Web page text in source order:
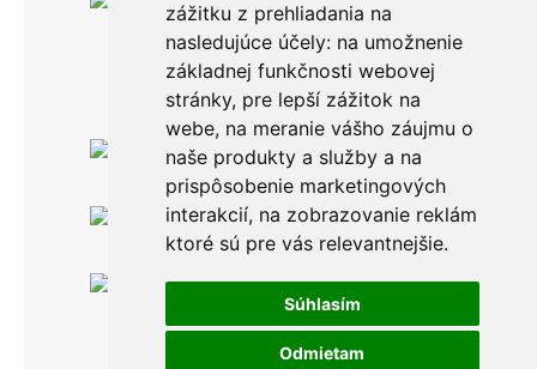
zážitku z prehliadania na
nasledujúce účely: na umožnenie
základnej funkčnosti webovej
stránky, pre lepší zážitok na
webe, na meranie vášho záujmu o
naše produkty a služby a na
prispôsobenie marketingových
interakcií, na zobrazovanie reklám
ktoré sú pre vás relevantnejšie.
Súhlasím
Odmietam
Po-Pia: 8.00 -16.00
0911 999 361
Po-Pia: 8.00 -16.00
info@topankaren.sk
Adeya, s. r. o.
02333 Povina